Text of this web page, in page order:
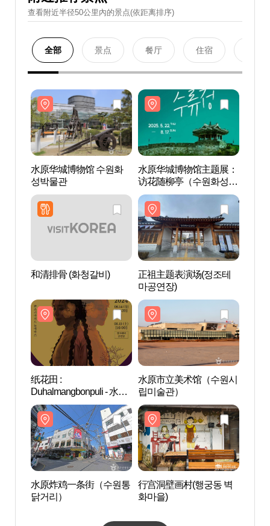
查看附近半径50公里內的景点(依距离排序)
全部 景点 餐厅 住宿
水原华城博物馆 수원화
성박물관
水原华城博物馆主题展：
访花随柳亭（수원화성박
물관 테마전 방화수류
정）
和清排骨 (화청갈비)
正祖主题表演场(정조테
마공연장)
纸花田 :
Duhalmangbonpuli - 水原
(종이꽃밭 : 두할망본풀이
- 수원)
水原市立美术馆（수원시
립미술관）
水原炸鸡一条街（수원통
닭거리）
行宫洞壁画村(행궁동 벽
화마을)